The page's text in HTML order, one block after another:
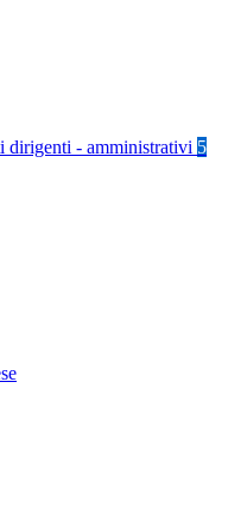
dirigenti - amministrativi 5